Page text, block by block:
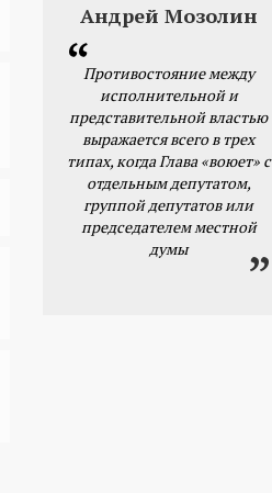
Андрей Мозолин
Противостояние между
исполнительной и
представительной властью
выражается всего в трех
типах, когда Глава «воюет» с
отдельным депутатом,
группой депутатов или
председателем местной
думы